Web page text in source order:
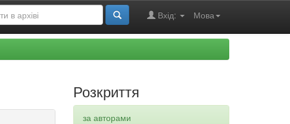
Мова
Вхід:
Розкриття
за авторами